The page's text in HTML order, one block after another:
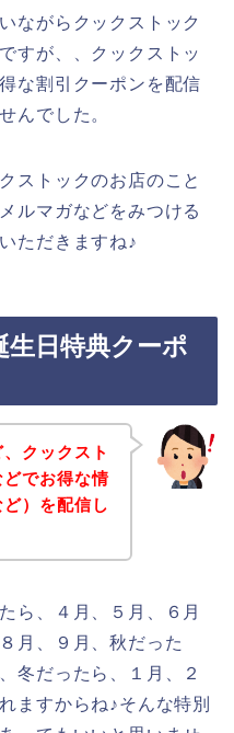
ながらクックストック
すが、、クックストッ
な割引クーポンを配信
んでした。
ストックのお店のこと
ルマガなどをみつける
ただきますね♪
日特典クーポ
クックスト
でお得な情
）を配信し
ら、４月、５月、６月
月、９月、秋だった
冬だったら、１月、２
ますからね♪そんな特別